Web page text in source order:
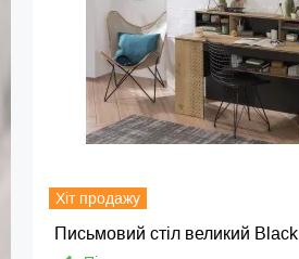
Хіт продажу
Письмовий стіл великий Black